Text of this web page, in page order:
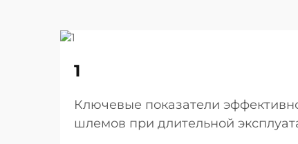
1
Ключевые показатели
шлемов при длительной